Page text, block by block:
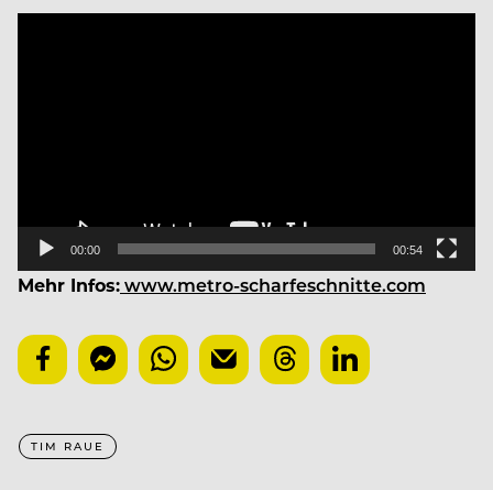
00:00 00:54
Mehr Infos:www.metro-scharfeschnitte.com
TIM RAUE